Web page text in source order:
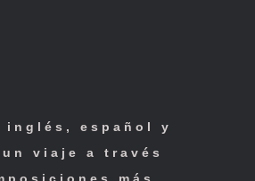
inglés, español y
viaje a través